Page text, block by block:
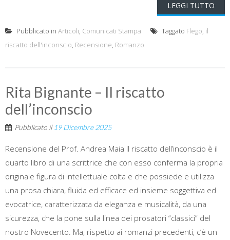
LEGGI TUTTO
Pubblicato in Articoli, Comunicati Stampa Taggato Flego, il
riscatto dell'inconscio, Recensione, Romanzo
Rita Bignante – Il riscatto
dell’inconscio
Pubblicato il 19 Dicembre 2025
Recensione del Prof. Andrea Maia Il riscatto dell’inconscio è il
quarto libro di una scrittrice che con esso conferma la propria
originale figura di intellettuale colta e che possiede e utilizza
una prosa chiara, fluida ed efficace ed insieme soggettiva ed
evocatrice, caratterizzata da eleganza e musicalità, da una
sicurezza, che la pone sulla linea dei prosatori “classici” del
nostro Novecento. Ma, rispetto ai romanzi precedenti, c’è un